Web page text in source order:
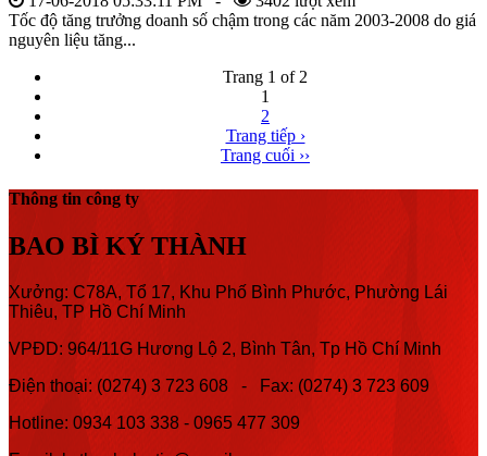
Tốc độ tăng trưởng doanh số chậm trong các năm 2003-2008 do giá
nguyên liệu tăng...
Trang 1 of 2
1
2
Trang tiếp ›
Trang cuối ››
Thông tin công ty
BAO BÌ KÝ THÀNH
Xưởng: C78A, Tổ 17, Khu Phố Bình Phước, Phường Lái
Thiêu, TP Hồ Chí Minh
VPĐD: 964/11G Hương Lộ 2, Bình Tân, Tp Hồ Chí Minh
Điện thoại: (0274) 3 723 608 - Fax: (0274) 3 723 609
Hotline: 0934 103 338 - 0965 477 309